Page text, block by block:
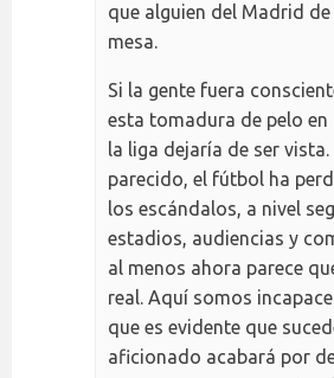
que alguien del Madrid de
mesa.
Si la gente fuera
esta tomadura de pelo
la liga dejaría de ser
parecido, el fútbol ha
los escándalos, a nivel
estadios, audiencias y
al menos ahora parece
real. Aquí somos
que es evidente que
aficionado acabará por